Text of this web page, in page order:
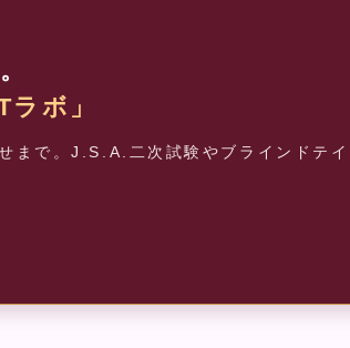
ボ」
まで。J.S.A.二次試験やブラインドテ